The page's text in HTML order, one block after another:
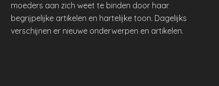
moeders aan zich weet te binden door haar
begrijpelijke artikelen en hartelijke toon. Dagelijks
verschijnen er nieuwe onderwerpen en artikelen.